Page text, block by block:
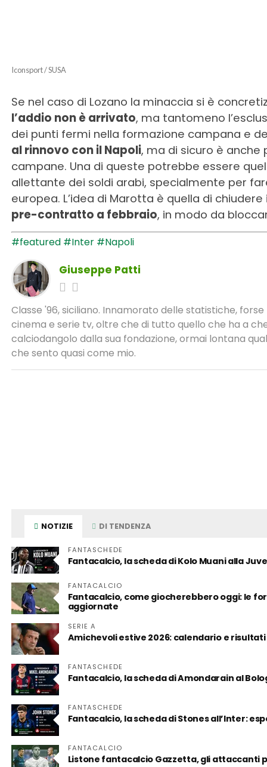
Iconsport / SUSA
Se nel caso di Lozano la minaccia si è
l’addio non è arrivato, ma tantomeno
dei punti fermi nella formazione campana e
al rinnovo con il Napoli, ma di sicuro è
campane. Una di queste potrebbe essere
allettante dei soldi arabi, specialmente per
europea. L’idea di Marotta è quella di
pre-contratto a febbraio, in modo da
#featured #Inter #Napoli
Giuseppe Patti
Classe '96, siciliano. Innamorato delle statistiche,
cinema e serie tv, oltre che di tutto quello che ha a
calciodangolo dalla sua fondazione, ormai lontana
che sento quasi come mio.
NOTIZIE DI TENDENZA
FANTASCHEDE
Fantacalcio, la scheda di Kolo Muani alla
FANTACALCIO
Fantacalcio, come giocherebbero oggi: le
aggiornate
SERIE A
Amichevoli estive 2026: calendario e risultati
FANTASCHEDE
Fantacalcio, la scheda di Amondarain al
FANTASCHEDE
Fantacalcio, la scheda di Stones all’Inter:
FANTACALCIO
Listone fantacalcio Gazzetta, gli attaccanti